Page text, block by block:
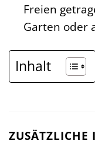
Freien
Garten oder
Inhalt
ZUSÄTZLICHE